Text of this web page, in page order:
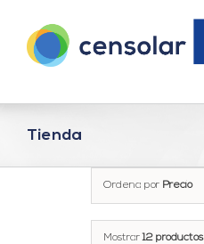
contenido
Tienda
Ordena por Precio
Mostrar12 productos